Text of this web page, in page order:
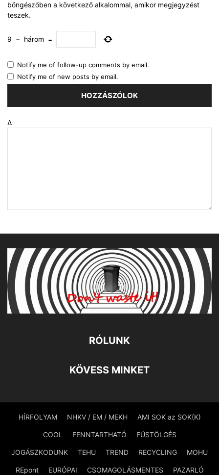
böngészőben a következő alkalommal, amikor megjegyzést
teszek.
9 − három =
Notify me of follow-up comments by email.
Notify me of new posts by email.
Δ
RÓLUNK
KÖVESS MINKET
HÍRFOLYAM NHKV / EM / MEKH AMI SOK az SOK(K)
COOL FENNTARTHATÓ FÜSTÖLGÉS
JOGÁSZKODUNK TEHU TREND RECYCLING MOHU
REpont EURÓPAI CSOMAGOLÁSMENTES PAZARLÓ